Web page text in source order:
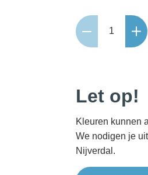
Tambour
21x7x7
Let op!
Kleuren kunnen
We nodigen je
Nijverdal.